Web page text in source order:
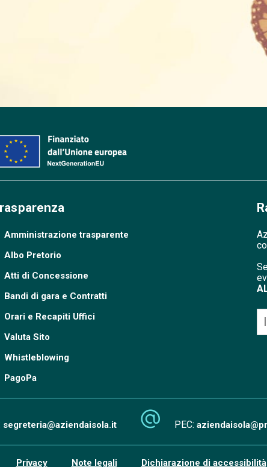
Amministrazione trasparente
Albo Pretorio
Atti di Concessione
Bandi di gara e Contratti
Orari e Recapiti Uffici
Valuta Sito
Whistleblowing
PagoPa
segreteria@aziendaisola.it PEC:
Privacy Note legali Dichiarazione di accessibilità